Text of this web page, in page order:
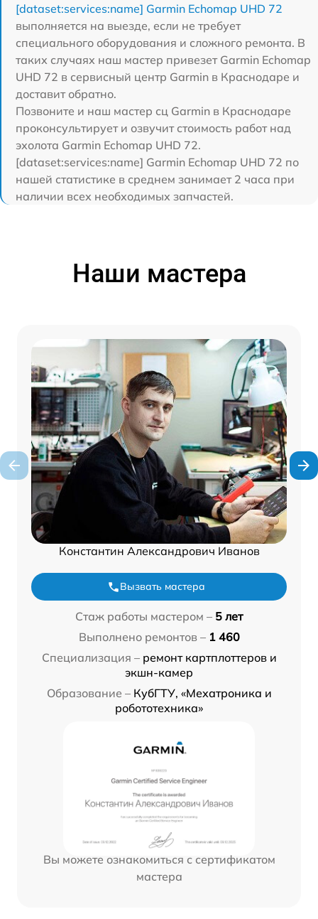
[dataset:services:name] Garmin Echomap UHD 72
выполняется на выезде, если не требует
специального оборудования и сложного ремонта. В
таких случаях наш мастер привезет Garmin Echomap
UHD 72 в сервисный центр Garmin в Краснодаре и
доставит обратно.
Позвоните и наш мастер сц Garmin в Краснодаре
проконсультирует и озвучит стоимость работ над
эхолота Garmin Echomap UHD 72.
[dataset:services:name] Garmin Echomap UHD 72 по
нашей статистике в среднем занимает 2 часа при
наличии всех необходимых запчастей.
Наши мастера
Константин Александрович Иванов
Вызвать мастера
Стаж работы мастером – 5 лет
Выполнено ремонтов – 1 460
Специализация – ремонт картплоттеров и
экшн-камер
Образование – КубГТУ, «Мехатроника и
робототехника»
Вы можете ознакомиться с сертификатом
мастера